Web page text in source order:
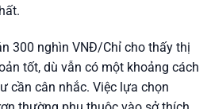
300 nghìn VNĐ/Chỉ cho thấy thị
tốt, dù vẫn có một khoảng cách
cần cân nhắc. Việc lựa chọn